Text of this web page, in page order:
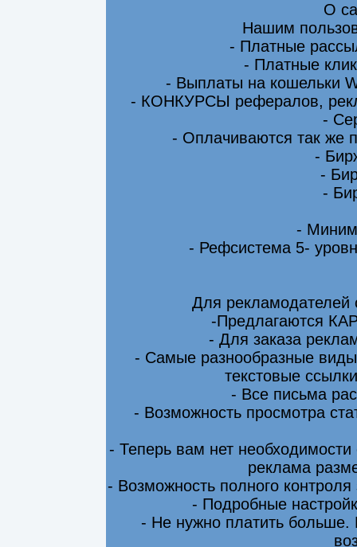
О
Нашим
- Платные
- Платные
- Выплаты на кошельки
- КОНКУРСЫ рефералов,
-
- Оплачиваются так же
-
-
-
-
- Рефсистема 5-
Для
-Предлагаются
- Для заказа
- Самые разнообразные
текстовые
- Все письма
- Возможность просмотра
- Теперь вам нет
реклама
- Возможность полного
- Подробные
- Не нужно платить больше.